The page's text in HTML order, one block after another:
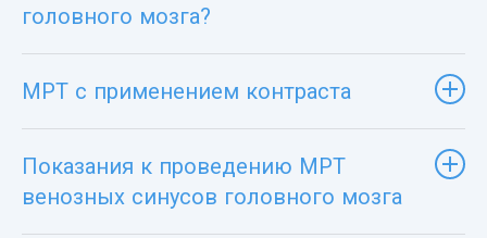
головного мозга?
МРТ с применением контраста
Показания к проведению МРТ
венозных синусов головного мозга